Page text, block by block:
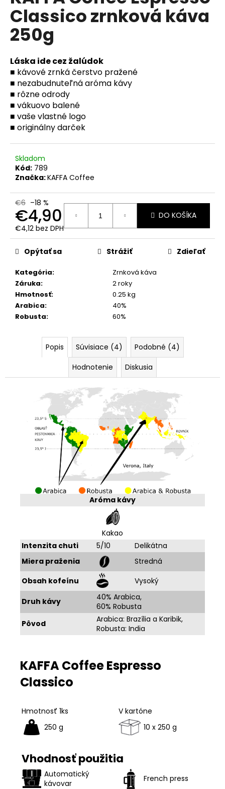
0,0
z
5
hviezdičiek.
Classico zrnková káva
250g
Láska ide cez žalúdok
■ kávové zrnká čerstvo pražené
■ nezabudnuteľná aróma kávy
■ rôzne odrody
■ vákuovo balené
■ vaše vlastné logo
■ originálny darček
Skladom
Kód: 789
Značka:KAFFA Coffee
€6 –18 %
€4,90
€4,12 bez DPH
Jednotková
cena:
DO KOŠÍKA
Kategória:
Zrnková káva
Záruka:
2 roky
Hmotnosť:
0.25 kg
Arabica:
40%
Robusta: 60%
Opýtať sa Strážiť Zdieľať
Popis Súvisiace (4)
Podobné (4)
Hodnotenie
Diskusia
Aróma kávy
Kakao
Intenzita chuti
5/10
Delikátna
Miera praženia
Stredná
Obsah kofeínu
Vysoký
Druh kávy
40% Arabica,
60% Robusta
Pôvod
Arabica: Brazília a Karibik,
Robusta: India
KAFFA Coffee Espresso
Classico
Hmotnosť 1ks
V kartóne
250 g
10 x 250 g
Vhodnosť použitia
Automatický
kávovar
French press
a
m
e
KIMBO
AROMA
GOLD
ZRNKOVÁ
KÁVA
1
KG
€19,50
€22